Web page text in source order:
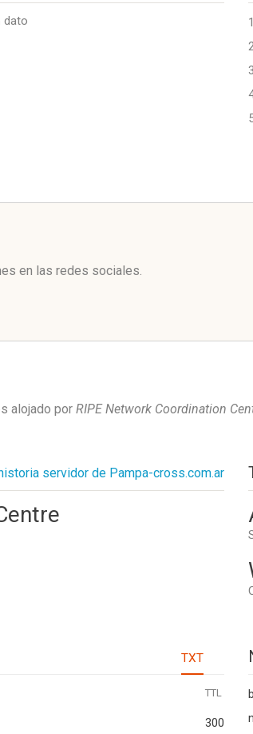
dato
en las redes sociales.
alojado por RIPE Network Coordination
servidor de Pampa-cross.com.ar
TXT
TTL
300